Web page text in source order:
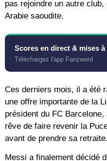
pas rejoindre un autre
Arabie saoudite.
Scores en direct & mises
Téléchargez l'app Fanzword
Ces derniers mois, il a été
une offre importante de la
président du FC
rêve de faire revenir la
avant de prendre sa retraite.
Messi a finalement décidé